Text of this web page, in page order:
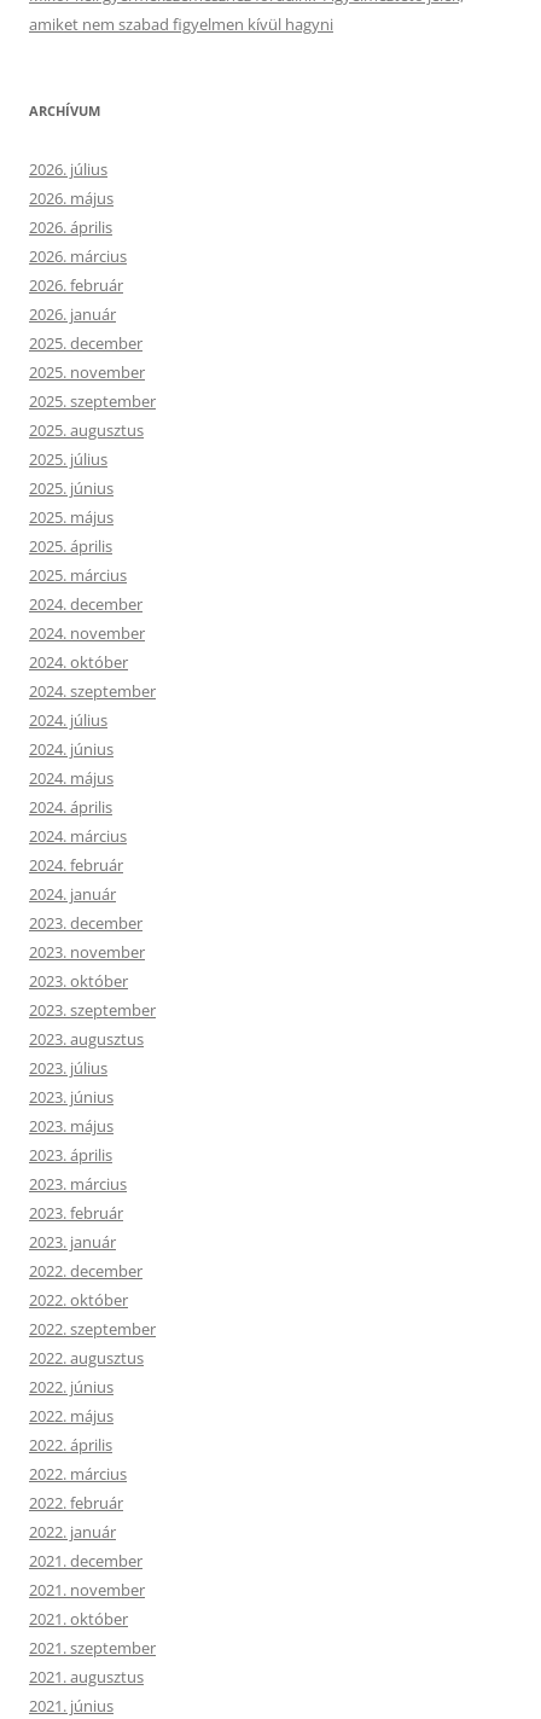
amiket nem szabad figyelmen kívül hagyni
ARCHÍVUM
2026. július
2026. május
2026. április
2026. március
2026. február
2026. január
2025. december
2025. november
2025. szeptember
2025. augusztus
2025. július
2025. június
2025. május
2025. április
2025. március
2024. december
2024. november
2024. október
2024. szeptember
2024. július
2024. június
2024. május
2024. április
2024. március
2024. február
2024. január
2023. december
2023. november
2023. október
2023. szeptember
2023. augusztus
2023. július
2023. június
2023. május
2023. április
2023. március
2023. február
2023. január
2022. december
2022. október
2022. szeptember
2022. augusztus
2022. június
2022. május
2022. április
2022. március
2022. február
2022. január
2021. december
2021. november
2021. október
2021. szeptember
2021. augusztus
2021. június